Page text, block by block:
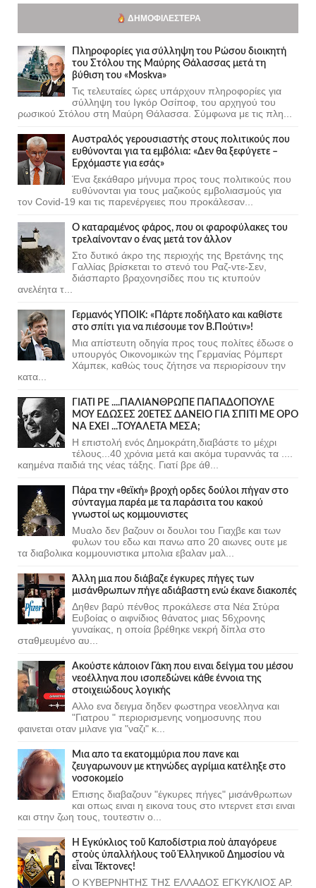
ΔΗΜΟΦΙΛΈΣΤΕΡΑ
Πληροφορίες για σύλληψη του Ρώσου διοικητή
του Στόλου της Mαύρης Θάλασσας μετά τη
βύθιση του «Moskva»
Τις τελευταίες ώρες υπάρχουν πληροφορίες για
σύλληψη του Ιγκόρ Οσίποφ, του αρχηγού του
ρωσικού Στόλου στη Μαύρη Θάλασσα. Σύμφωνα με τις πλη...
Αυστραλός γερουσιαστής στους πολιτικούς που
ευθύνονται για τα εμβόλια: «Δεν θα ξεφύγετε –
Ερχόμαστε για εσάς»
Ένα ξεκάθαρο μήνυμα προς τους πολιτικούς που
ευθύνονται για τους μαζικούς εμβολιασμούς για
τον Covid-19 και τις παρενέργειες που προκάλεσαν...
Ο καταραμένος φάρος, που οι φαροφύλακες του
τρελαίνονταν ο ένας μετά τον άλλον
Στο δυτικό άκρο της περιοχής της Βρετάνης της
Γαλλίας βρίσκεται το στενό του Ραζ-ντε-Σεν,
διάσπαρτο βραχονησίδες που τις κτυπούν
ανελέητα τ...
Γερμανός ΥΠΟΙΚ: «Πάρτε ποδήλατο και καθίστε
στο σπίτι για να πιέσουμε τον Β.Πούτιν»!
Μια απίστευτη οδηγία προς τους πολίτες έδωσε ο
υπουργός Οικονομικών της Γερμανίας Ρόμπερτ
Χάμπεκ, καθώς τους ζήτησε να περιορίσουν την
κατα...
ΓΙΑΤΙ ΡΕ ....ΠΑΛΙΑΝΘΡΩΠΕ ΠΑΠΑΔΟΠΟΥΛΕ
ΜΟΥ ΕΔΩΣΕΣ 20ΕΤΕΣ ΔΑΝΕΙΟ ΓΙΑ ΣΠΙΤΙ ΜΕ ΟΡΟ
ΝΑ ΕΧΕΙ ...ΤΟΥΑΛΕΤΑ ΜΕΣΑ;
Η επιστολή ενός Δημοκράτη,διαβάστε το μέχρι
τέλους...40 χρόνια μετά και ακόμα τυραννάς τα ....
καημένα παιδιά της νέας τάξης. Γιατί βρε άθ...
Πάρα την «θεϊκή» βροχή ορδες δούλοι πήγαν στο
σύνταγμα παρέα με τα παράσιτα του κακού
γνωστοί ως κομμουνιστες
Μυαλο δεν βαζουν οι δουλοι του Γιαχβε και των
φυλων του εδω και πανω απο 20 αιωνες ουτε με
τα διαβολικα κομμουνιστικα μπολια εβαλαν μαλ...
Άλλη μια που διάβαζε έγκυρες πήγες των
μισάνθρωπων πήγε αδιάβαστη ενώ έκανε διακοπές
Δηθεν βαρύ πένθος προκάλεσε στα Νέα Στύρα
Ευβοίας ο αιφνίδιος θάνατος μιας 56χρονης
γυναίκας, η οποία βρέθηκε νεκρή δίπλα στο
σταθμευμένο αυ...
Ακούστε κάποιον Γάκη που ειναι δείγμα του μέσου
νεοέλληνα που ισοπεδώνει κάθε έννοια της
στοιχειώδους λογικής
Αλλο ενα δειγμα δηδεν φωστηρα νεοελληνα και
"Γιατρου " περιορισμενης νοημοσυνης που
φαινεται οταν μιλανε για "ναζι" κ...
Μια απο τα εκατομμύρια που πανε και
ζευγαρωνουν με κτηνώδες αγρίμια κατέληξε στο
νοσοκομείο
Επισης διαβαζουν "έγκυρες πήγες" μισάνθρωπων
και οπως ειναι η εικονα τους στο ιντερνετ ετσι ειναι
και στην ζωη τους, τουτεστιν ο...
Ἡ Ἐγκύκλιος τοῦ Καποδίστρια ποὺ ἀπαγόρευε
στοὺς ὑπαλλήλους τοῦ Ἑλληνικοῦ Δημοσίου νὰ
εἶναι Τέκτονες!
Ο ΚΥΒΕΡΝΗΤΗΣ ΤΗΣ ΕΛΛΑΔΟΣ ΕΓΚΥΚΛΙΟΣ ΑΡ.